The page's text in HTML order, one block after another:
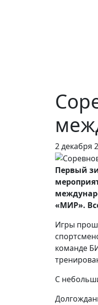
2 декабря
Первый
«МИР».
Игры
команде
С